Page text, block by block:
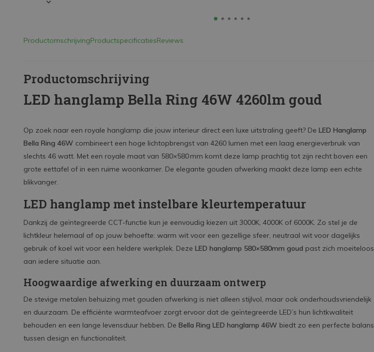
ProductomschrijvingProductspecificatiesReviews
Productomschrijving
LED hanglamp Bella Ring 46W 4260lm goud
Op zoek naar een royale hanglamp die jouw interieur direct een luxe uitstraling geeft? De LED Hanglamp
Bella Ring 46W combineert een hoge lichtopbrengst van 4260 lumen met een laag energieverbruik van
slechts 46 watt. Met een royale maat van 580×580 mm komt deze lamp prachtig tot zijn recht boven een
grote eettafel of in een ruime woonkamer. De elegante gouden afwerking maakt deze lamp een echte
blikvanger.
LED hanglamp met instelbare kleurtemperatuur
Dankzij de geïntegreerde CCT‑functie kun je eenvoudig kiezen uit 3000K, 4000K of 6000K. Zo stel je de
lichtkleur helemaal af op jouw behoefte: warm wit voor een gezellige sfeer, neutraal wit voor dagelijks
gebruik of koel wit voor een heldere werkplek. Deze LED hanglamp 580×580mm goud past zich moeiteloos
aan iedere situatie aan.
Hoogwaardige afwerking en duurzaam ontwerp
De stevige metalen behuizing met gouden afwerking is niet alleen stijlvol, maar ook onderhoudsvriendelijk
en duurzaam. De efficiënte warmteafvoer zorgt ervoor dat de geïntegreerde LED’s hun lichtkwaliteit
behouden en een lange levensduur hebben. De Bella Ring LED hanglamp 46W biedt zo een perfecte balans
tussen design en functionaliteit.